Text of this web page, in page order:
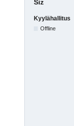
Siz
Kyylähallitus
Offline